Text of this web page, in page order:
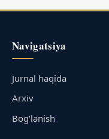
Navigatsiya
Jurnal haqida
Arxiv
Bog‘lanish